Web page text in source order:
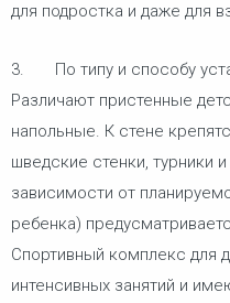
для подростка и даже для
3. По типу и способу
Различают пристенные
напольные. К стене
шведские стенки, турники
зависимости от
ребенка)
Спортивный комплекс для
интенсивных занятий и